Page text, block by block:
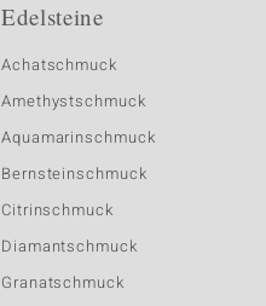
Edelsteine
Achatschmuck
Amethystschmuck
Aquamarinschmuck
Bernsteinschmuck
Citrinschmuck
Diamantschmuck
Granatschmuck